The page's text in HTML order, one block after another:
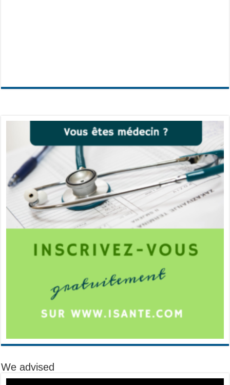
We advised